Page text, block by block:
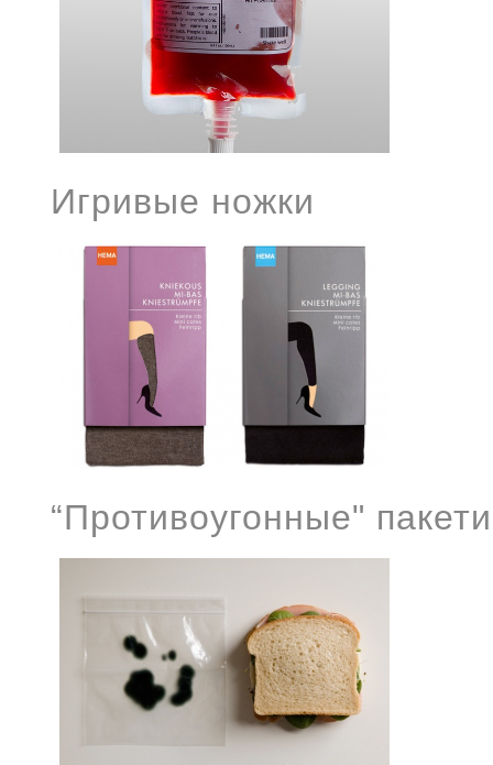
Игривые ножки
“Противоугонные"